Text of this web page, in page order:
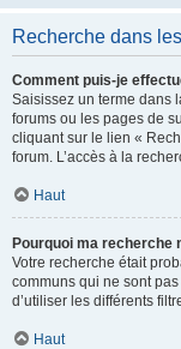
Recherche dans
Comment puis-je
Saisissez un terme dans
forums ou les pages de
cliquant sur le lien «
forum. L’accès à la
Haut
Pourquoi ma recherche
Votre recherche était
communs qui ne sont
d’utiliser les différents
Haut